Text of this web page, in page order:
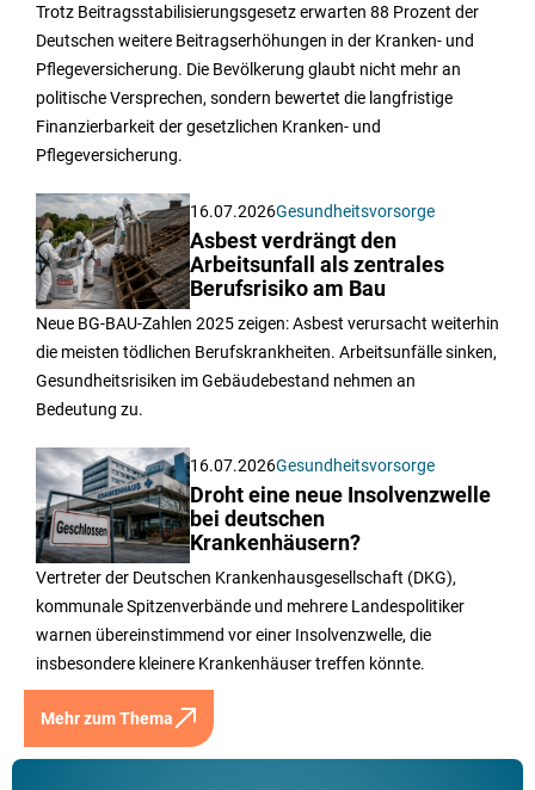
Trotz Beitragsstabilisierungsgesetz erwarten 88 Prozent der
Deutschen weitere Beitragserhöhungen in der Kranken- und
Pflegeversicherung. Die Bevölkerung glaubt nicht mehr an
politische Versprechen, sondern bewertet die langfristige
Finanzierbarkeit der gesetzlichen Kranken- und
Pflegeversicherung.
16.07.2026Gesundheitsvorsorge
Asbest verdrängt den
Arbeitsunfall als zentrales
Berufsrisiko am Bau
Neue BG-BAU-Zahlen 2025 zeigen: Asbest verursacht weiterhin
die meisten tödlichen Berufskrankheiten. Arbeitsunfälle sinken,
Gesundheitsrisiken im Gebäudebestand nehmen an
Bedeutung zu.
16.07.2026Gesundheitsvorsorge
Droht eine neue Insolvenzwelle
bei deutschen
Krankenhäusern?
Vertreter der Deutschen Krankenhausgesellschaft (DKG),
kommunale Spitzenverbände und mehrere Landespolitiker
warnen übereinstimmend vor einer Insolvenzwelle, die
insbesondere kleinere Krankenhäuser treffen könnte.
Mehr zum Thema